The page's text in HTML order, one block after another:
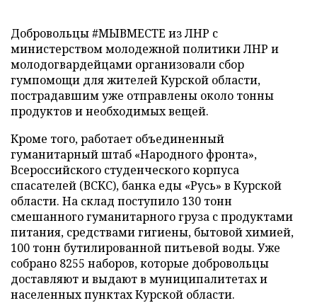
Добровольцы #МЫВМЕСТЕ из ЛНР с
министерством молодежной политики ЛНР и
молодогвардейцами организовали сбор
гумпомощи для жителей Курской области,
пострадавшим уже отправлены около тонны
продуктов и необходимых вещей.
Кроме того, работает объединенный
гуманитарный штаб «Народного фронта»,
Всероссийского студенческого корпуса
спасателей (ВСКС), банка еды «Русь» в Курской
области. На склад поступило 130 тонн
смешанного гуманитарного груза с продуктами
питания, средствами гигиены, бытовой химией,
100 тонн бутилированной питьевой воды. Уже
собрано 8255 наборов, которые добровольцы
доставляют и выдают в муниципалитетах и
населенных пунктах Курской области.